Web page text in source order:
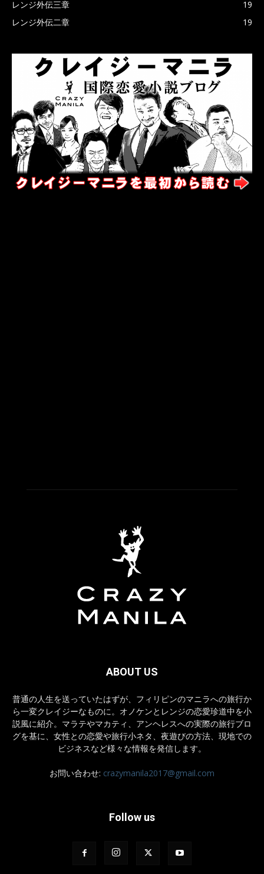
レンジ外伝三章
19
レンジ外伝二章
19
ABOUT US
普通の人生を送っていたはずが、フィリピンのマニラへの旅行か
ら一変クレイジーなものに。オノケンとレンジの恋愛珍道中を小
説風に紹介。マラテやマカティ、アンヘレスへの実際の旅行ブロ
グを基に、女性との恋愛や旅行小ネタ、夜遊びの方法、現地での
ビジネスなど様々な情報を発信します。
お問い合わせ: crazymanila2017@gmail.com
Follow us